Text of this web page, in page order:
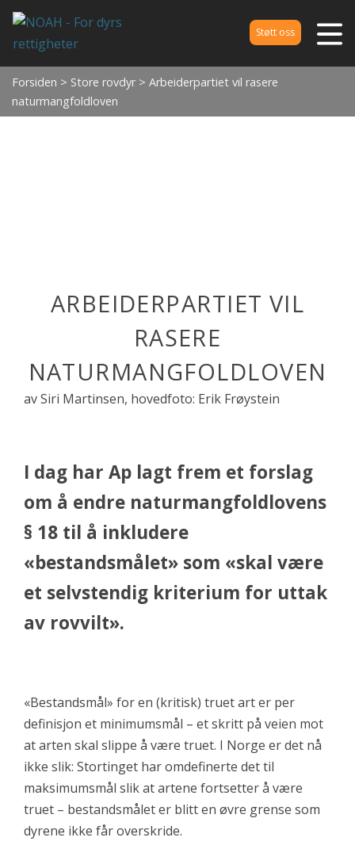
Støtt oss
Forsiden > Store rovdyr > Arbeiderpartiet vil rasere
naturmangfoldloven
ARBEIDERPARTIET VIL
RASERE
NATURMANGFOLDLOVEN
av Siri Martinsen, hovedfoto: Erik Frøystein
I dag har Ap lagt frem et forslag
om å endre naturmangfoldlovens
§ 18 til å inkludere
«bestandsmålet» som «skal være
et selvstendig kriterium for uttak
av rovvilt».
«Bestandsmål» for en (kritisk) truet art er per
definisjon et minimumsmål – et skritt på veien mot
at arten skal slippe å være truet. I Norge er det nå
ikke slik: Stortinget har omdefinerte det til
maksimumsmål slik at artene fortsetter å være
truet – bestandsmålet er blitt en øvre grense som
dyrene ikke får overskride.